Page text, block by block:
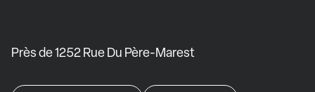
Près de 1252 Rue Du Père-Marest